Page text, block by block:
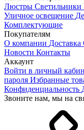
Люстры Светильники
Уличное освещение
Комплектующие
Покупателям
О компании Доставка
Новости Контакты
Аккаунт
Войти в личный
пароля Избранные
Конфиденциальность
Звоните нам, мы на